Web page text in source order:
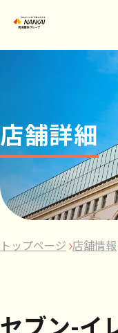
店舗詳細
トップページ 店舗情報
セブン-イ